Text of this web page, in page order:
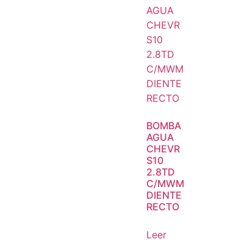
BOMBA
AGUA
CHEVR
S10
2.8TD
C/MWM
DIENTE
RECTO
Leer